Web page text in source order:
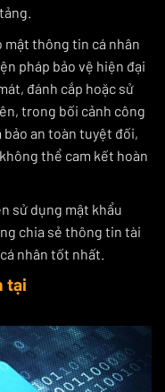
mật thông tin cá nhân
pháp bảo vệ hiện đại
đánh cắp hoặc sử
trong bối cảnh công
an toàn tuyệt đối,
thể cam kết hoàn
sử dụng mật khẩu
chia sẻ thông tin tài
nhân tốt nhất.
tại